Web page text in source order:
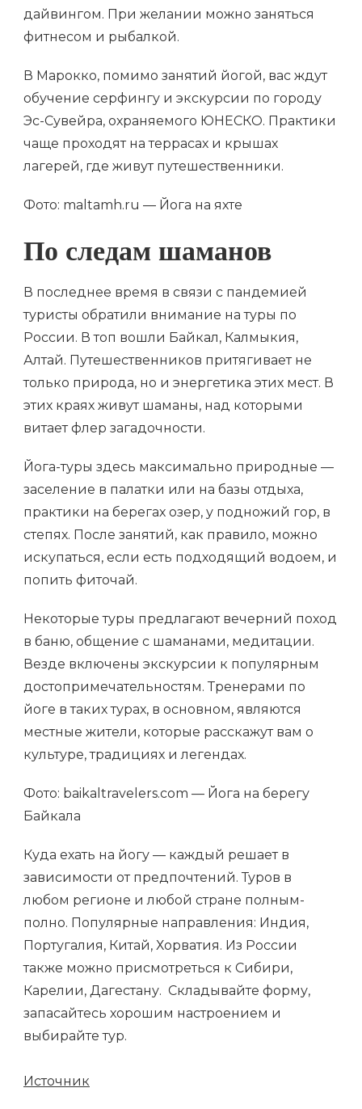
дайвингом. При желании можно заняться
фитнесом и рыбалкой.
В Марокко, помимо занятий йогой, вас ждут
обучение серфингу и экскурсии по городу
Эс-Сувейра, охраняемого ЮНЕСКО. Практики
чаще проходят на террасах и крышах
лагерей, где живут путешественники.
Фото: maltamh.ru — Йога на яхте
По следам шаманов
В последнее время в связи с пандемией
туристы обратили внимание на туры по
России. В топ вошли Байкал, Калмыкия,
Алтай. Путешественников притягивает не
только природа, но и энергетика этих мест. В
этих краях живут шаманы, над которыми
витает флер загадочности.
Йога-туры здесь максимально природные —
заселение в палатки или на базы отдыха,
практики на берегах озер, у подножий гор, в
степях. После занятий, как правило, можно
искупаться, если есть подходящий водоем, и
попить фиточай.
Некоторые туры предлагают вечерний поход
в баню, общение с шаманами, медитации.
Везде включены экскурсии к популярным
достопримечательностям. Тренерами по
йоге в таких турах, в основном, являются
местные жители, которые расскажут вам о
культуре, традициях и легендах.
Фото: baikaltravelers.com — Йога на берегу
Байкала
Куда ехать на йогу — каждый решает в
зависимости от предпочтений. Туров в
любом регионе и любой стране полным-
полно. Популярные направления: Индия,
Португалия, Китай, Хорватия. Из России
также можно присмотреться к Сибири,
Карелии, Дагестану. Складывайте форму,
запасайтесь хорошим настроением и
выбирайте тур.
Источник